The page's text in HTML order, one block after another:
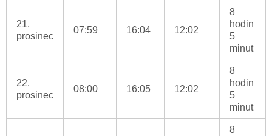
21.
prosinec
07:59 16:04 12:02
8
hodin
5
minut
22.
prosinec
08:00 16:05 12:02
8
hodin
5
minut
8